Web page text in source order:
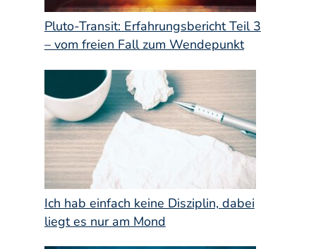
Pluto-Transit: Erfahrungsbericht Teil 3
– vom freien Fall zum Wendepunkt
Ich hab einfach keine Disziplin, dabei
liegt es nur am Mond